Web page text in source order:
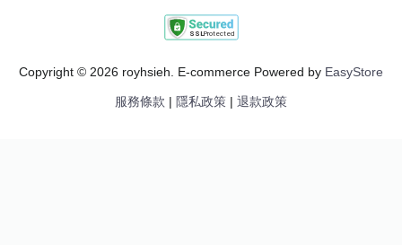
Copyright © 2026 royhsieh. E-commerce Powered by EasyStore
服務條款 隱私政策 退款政策